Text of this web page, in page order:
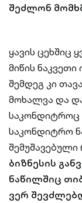
შეძლონ
ყავის ცეხშიც
მიწის
შემდეგ კი
მოხალვა და
საკონდიტროც
საკონდიტრო
ბიზნესის
ნაწილშიც
ვერ